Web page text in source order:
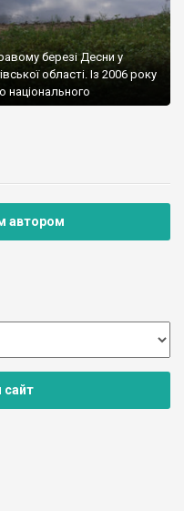
березі Десни у
області. Із 2006 року
національного
автором
сайт